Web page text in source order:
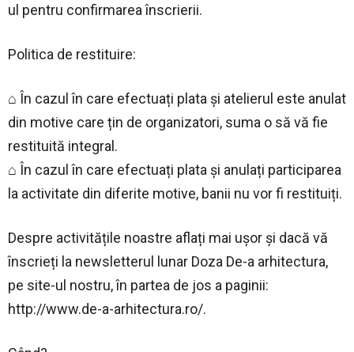
ul pentru confirmarea înscrierii.
Politica de restituire:
⌂ În cazul în care efectuați plata și atelierul este anulat
din motive care țin de organizatori, suma o să vă fie
restituită integral.
⌂ În cazul în care efectuați plata și anulați participarea
la activitate din diferite motive, banii nu vor fi restituiți.
Despre activitățile noastre aflați mai ușor și dacă vă
înscrieți la newsletterul lunar Doza De-a arhitectura,
pe site-ul nostru, în partea de jos a paginii:
http://www.de-a-arhitectura.ro/.